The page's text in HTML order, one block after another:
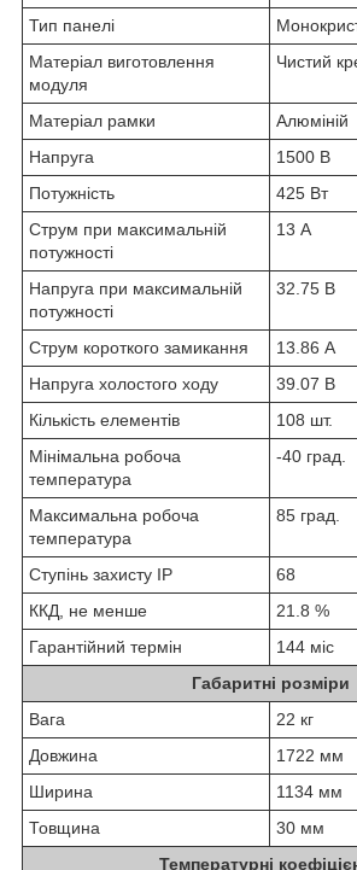
Тип панелі
Матеріал виготовлення
модуля
Чистий
Матеріал рамки
Алюміній
Напруга
1500 В
Потужність
425 Вт
Струм при максимальній
потужності
13 А
Напруга при максимальній
потужності
32.75 В
Струм короткого замикання
13.86 А
Напруга холостого ходу
39.07 В
Кількість елементів
108 шт.
Мінімальна робоча
температура
-40 град.
Максимальна робоча
температура
85 град.
Ступінь захисту IP
68
ККД, не менше
21.8 %
Гарантійний термін
144 міс
Габаритні розміри
Вага
22 кг
Довжина
1722 мм
Ширина
1134 мм
Товщина
30 мм
Температурні